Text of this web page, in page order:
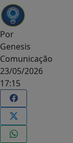
Por
Genesis
Comunicação
23/05/2026
17:15